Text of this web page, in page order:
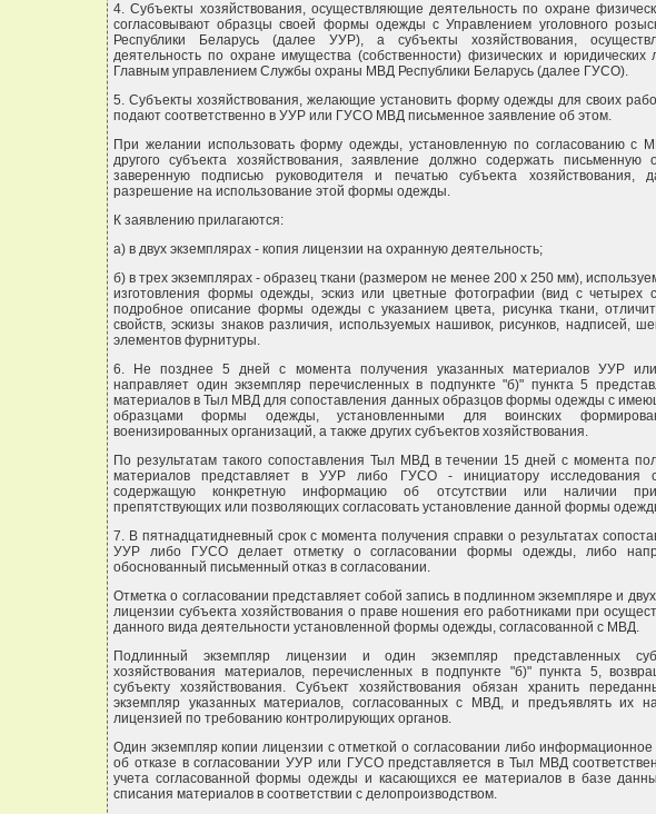
4. Субъекты хозяйствования, осуществляющие деятельность по охране
согласовывают образцы своей формы одежды с Управлением уголовного
Республики Беларусь (далее УУР), а субъекты хозяйствования,
деятельность по охране имущества (собственности) физических и юридических
Главным управлением Службы охраны МВД Республики Беларусь (далее ГУСО).
5. Субъекты хозяйствования, желающие установить форму одежды для своих
подают соответственно в УУР или ГУСО МВД письменное заявление об этом.
При желании использовать форму одежды, установленную по согласованию с
другого субъекта хозяйствования, заявление должно содержать письменную
заверенную подписью руководителя и печатью субъекта хозяйствования,
разрешение на использование этой формы одежды.
К заявлению прилагаются:
а) в двух экземплярах - копия лицензии на охранную деятельность;
б) в трех экземплярах - образец ткани (размером не менее 200 х 250 мм),
изготовления формы одежды, эскиз или цветные фотографии (вид с четырех
подробное описание формы одежды с указанием цвета, рисунка ткани,
свойств, эскизы знаков различия, используемых нашивок, рисунков, надписей,
элементов фурнитуры.
6. Не позднее 5 дней с момента получения указанных материалов УУР
направляет один экземпляр перечисленных в подпункте "б)" пункта 5
материалов в Тыл МВД для сопоставления данных образцов формы одежды с
образцами формы одежды, установленными для воинских
военизированных организаций, а также других субъектов хозяйствования.
По результатам такого сопоставления Тыл МВД в течении 15 дней с момента
материалов представляет в УУР либо ГУСО - инициатору исследования
содержащую конкретную информацию об отсутствии или наличии
препятствующих или позволяющих согласовать установление данной формы
7. В пятнадцатидневный срок с момента получения справки о результатах
УУР либо ГУСО делает отметку о согласовании формы одежды, либо
обоснованный письменный отказ в согласовании.
Отметка о согласовании представляет собой запись в подлинном экземпляре и
лицензии субъекта хозяйствования о праве ношения его работниками при
данного вида деятельности установленной формы одежды, согласованной с МВД.
Подлинный экземпляр лицензии и один экземпляр представленных
хозяйствования материалов, перечисленных в подпункте "б)" пункта 5,
субъекту хозяйствования. Субъект хозяйствования обязан хранить
экземпляр указанных материалов, согласованных с МВД, и предъявлять их
лицензией по требованию контролирующих органов.
Один экземпляр копии лицензии с отметкой о согласовании либо
об отказе в согласовании УУР или ГУСО представляется в Тыл МВД
учета согласованной формы одежды и касающихся ее материалов в базе
списания материалов в соответствии с делопроизводством.